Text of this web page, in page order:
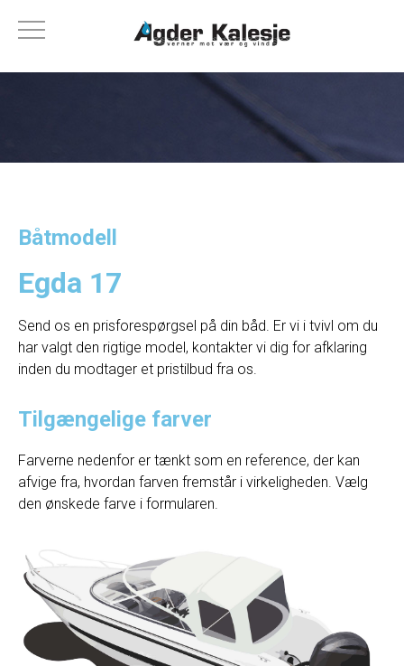
Båtmodell
Egda 17
Send os en prisforespørgsel på din båd. Er vi i tvivl om du
har valgt den rigtige model, kontakter vi dig for afklaring
inden du modtager et pristilbud fra os.
Tilgængelige farver
Farverne nedenfor er tænkt som en reference, der kan
afvige fra, hvordan farven fremstår i virkeligheden. Vælg
den ønskede farve i formularen.